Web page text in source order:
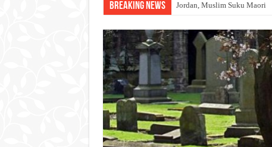
Breaking News Jordan, Muslim Suku Maori